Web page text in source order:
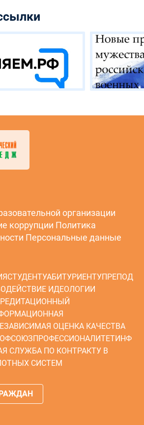
организации
коррупции Политика
Персональные данные
СТУДЕНТУАБИТУРИЕНТУПРЕПОД
ИДЕОЛОГИИ
ОЦЕНКА КАЧЕСТВА
ПРОФЕССИОНАЛИТЕТИНФ
СЛУЖБА ПО КОНТРАКТУ В
СИСТЕМ